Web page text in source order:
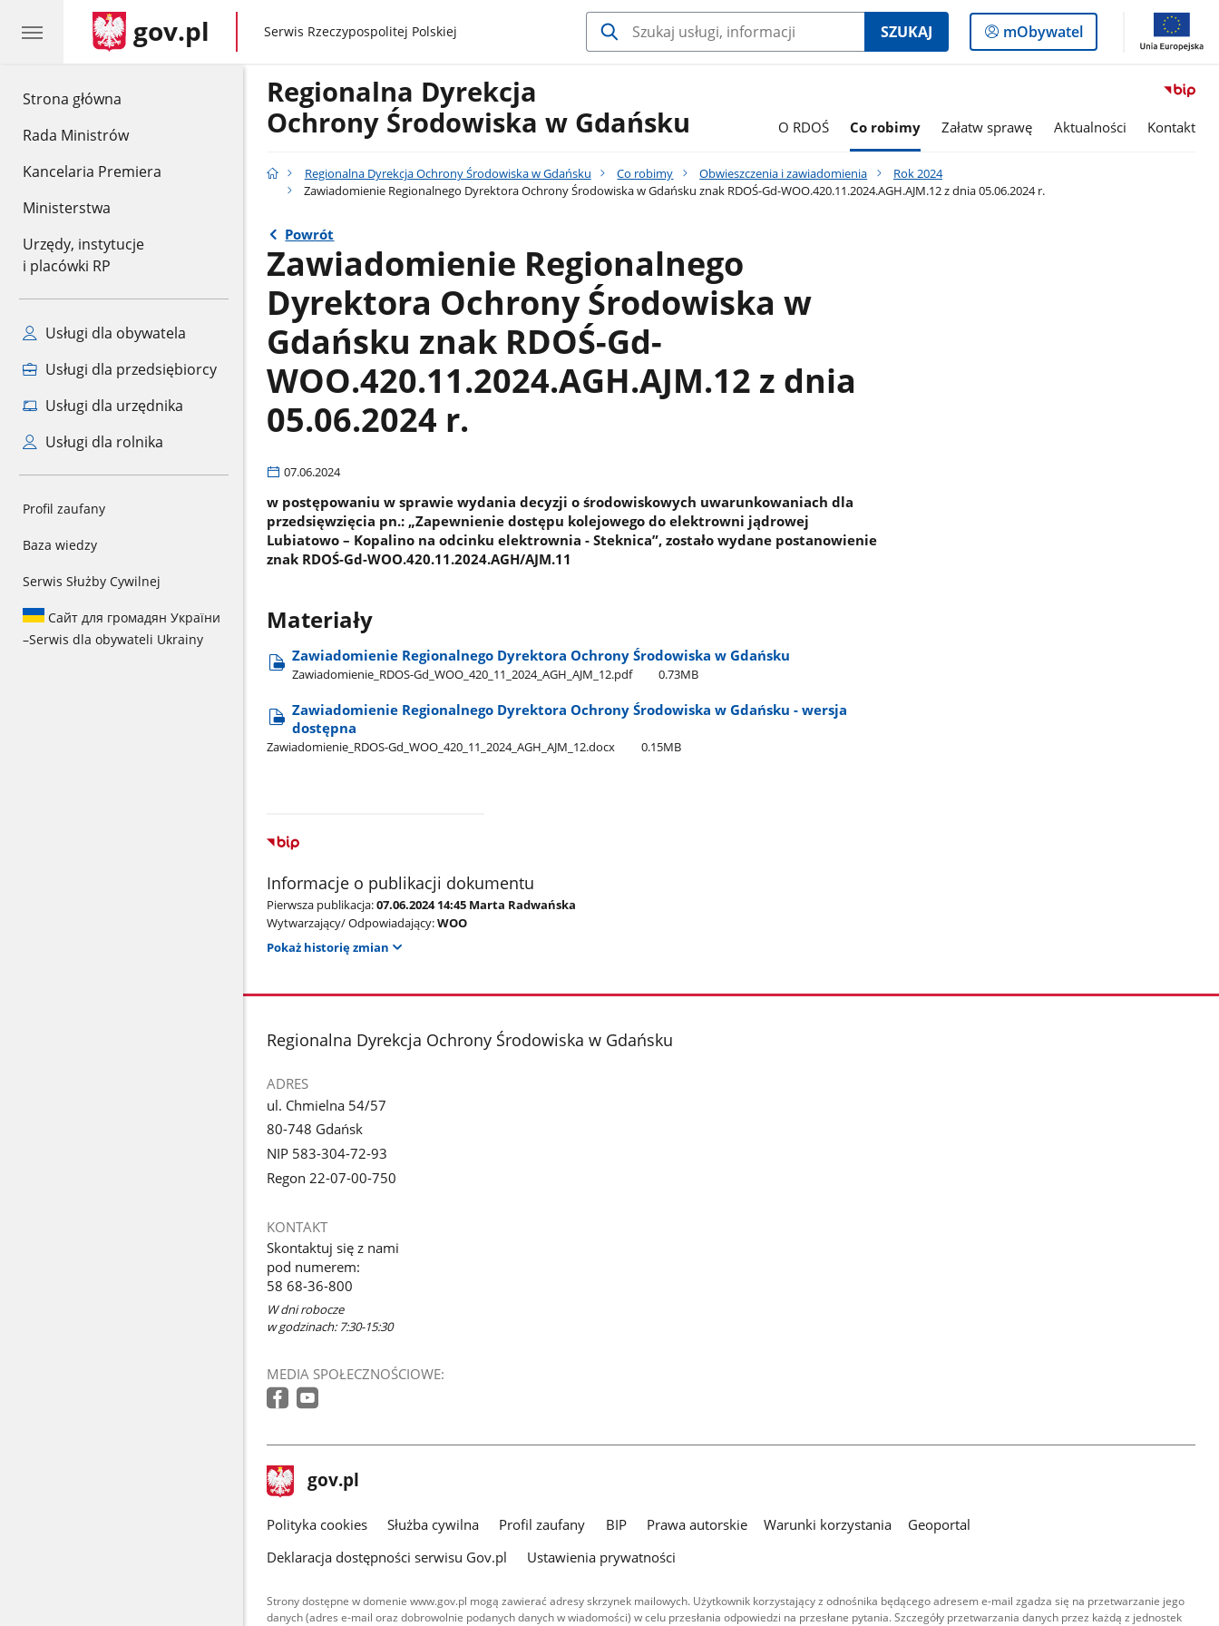
Strona główna
Rada Ministrów
Kancelaria Premiera
Ministerstwa
Urzędy, instytucje
i placówki RP
Usługi dla obywatela
Usługi dla przedsiębiorcy
Usługi dla urzędnika
Usługi dla rolnika
Profil zaufany
Baza wiedzy
Serwis Służby Cywilnej
Сайт для громадян України
–Serwis dla obywateli Ukrainy
gov.pl gov.pl
Serwis Rzeczypospolitej Polskiej SZUKAJ
Logowanie
do
mObywatel
Regionalna Dyrekcja
Ochrony Środowiska w Gdańsku
O RDOŚ Co robimy Załatw sprawę Aktualności Kontakt
Regionalna Dyrekcja Ochrony Środowiska w Gdańsku Co robimy Obwieszczenia i zawiadomienia
Rok 2024
Zawiadomienie Regionalnego Dyrektora Ochrony Środowiska w Gdańsku znak RDOŚ-Gd-WOO.420.11.2024.AGH.AJM.12 z dnia 05.06.2024 r.
Powrót
Zawiadomienie Regionalnego
Dyrektora Ochrony Środowiska w
Gdańsku znak RDOŚ-Gd-
WOO.420.11.2024.AGH.AJM.12 z dnia
05.06.2024 r.
07.06.2024
w postępowaniu w sprawie wydania decyzji o środowiskowych uwarunkowaniach dla
przedsięwzięcia pn.: „Zapewnienie dostępu kolejowego do elektrowni jądrowej
Lubiatowo – Kopalino na odcinku elektrownia - Steknica”, zostało wydane postanowienie
znak RDOŚ-Gd-WOO.420.11.2024.AGH/AJM.11
Materiały
Zawiadomienie Regionalnego Dyrektora Ochrony Środowiska w Gdańsku
Zawiadomienie​_RDOS-Gd​_WOO​_420​_11​_2024​_AGH​_AJM​_12.pdf 0.73MB
Zawiadomienie Regionalnego Dyrektora Ochrony Środowiska w Gdańsku - wersja
dostępna
Zawiadomienie​_RDOS-Gd​_WOO​_420​_11​_2024​_AGH​_AJM​_12.docx 0.15MB
Informacje o publikacji dokumentu
Pierwsza publikacja:07.06.2024 14:45 Marta Radwańska
Wytwarzający/ Odpowiadający:WOO
Pokaż historię zmian
stopka
Regionalna Dyrekcja Ochrony Środowiska w Gdańsku
ADRES
ul. Chmielna 54/57
80-748 Gdańsk
NIP 583-304-72-93
Regon 22-07-00-750
KONTAKT
Skontaktuj się z nami
pod numerem:
58 68-36-800
W dni robocze
w godzinach: 7:30-15:30
MEDIA SPOŁECZNOŚCIOWE:
stopka
gov.pl Strona
gov.pl
gov.pl
Polityka cookies Służba cywilna Profil zaufany BIP Prawa autorskie Warunki korzystania
Geoportal
Deklaracja dostępności serwisu Gov.pl
Ustawienia prywatności
Strony dostępne w domenie www.gov.pl mogą zawierać adresy skrzynek mailowych. Użytkownik korzystający z odnośnika będącego adresem e-mail zgadza się na przetwarzanie jego
danych (adres e-mail oraz dobrowolnie podanych danych w wiadomości) w celu przesłania odpowiedzi na przesłane pytania. Szczegóły przetwarzania danych przez każdą z jednostek